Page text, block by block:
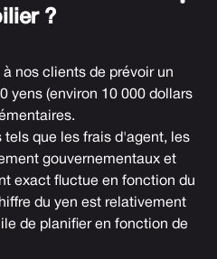
?
nos clients de prévoir un
yens (environ 10 000 dollars
que les frais d'agent, les
gouvernementaux et
exact fluctue en fonction du
du yen est relativement
de planifier en fonction de